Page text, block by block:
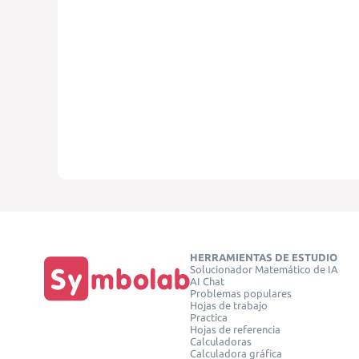
HERRAMIENTAS DE ESTUDIO
Solucionador Matemático de IA
AI Chat
Problemas populares
Hojas de trabajo
Practica
Hojas de referencia
Calculadoras
Calculadora gráfica